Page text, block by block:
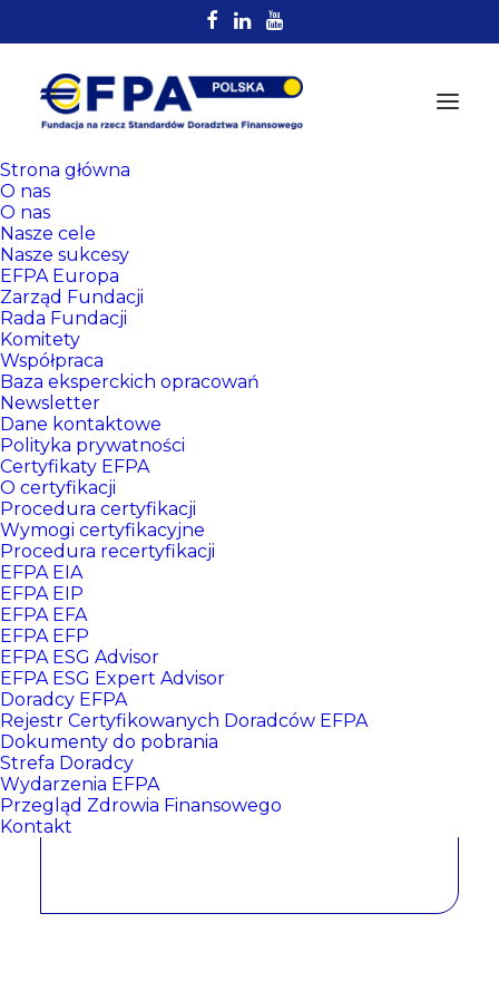
Strona główna
O nas
O nas
Nasze cele
Nasze sukcesy
EFPA Europa
Zarząd Fundacji
Rada Fundacji
Komitety
Współpraca
Baza eksperckich opracowań
Newsletter
Dane kontaktowe
Polityka prywatności
Certyfikaty EFPA
O certyfikacji
Procedura certyfikacji
Wymogi certyfikacyjne
Procedura recertyfikacji
EFPA EIA
EFPA EIP
EFPA EFA
EFPA EFP
EFPA ESG Advisor
EFPA ESG Expert Advisor
Doradcy EFPA
Rejestr Certyfikowanych Doradców EFPA
Dokumenty do pobrania
Strefa Doradcy
Wydarzenia EFPA
Przegląd Zdrowia Finansowego
Kontakt
Rejestr
Certyfikowanych
Doradców EFPA
Magdalena Krawczyk
CERTYFIKATY:
EFPA EIA NR: 446